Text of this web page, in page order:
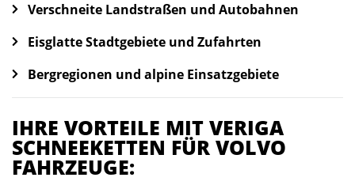
Verschneite Landstraßen und Autobahnen
Eisglatte Stadtgebiete und Zufahrten
Bergregionen und alpine Einsatzgebiete
IHRE VORTEILE MIT VERIGA
SCHNEEKETTEN FÜR VOLVO
FAHRZEUGE: